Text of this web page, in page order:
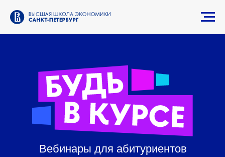
Вебинары для абитуриентов